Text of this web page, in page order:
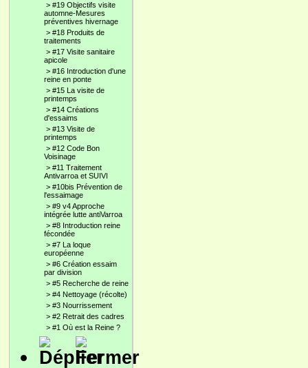
> #19 Objectifs visite
automne-Mesures
préventives hivernage
> #18 Produits de
traitements
> #17 Visite sanitaire
apicole
> #16 Introduction d'une
reine en ponte
> #15 La visite de
printemps
> #14 Créations
d'essaims
> #13 Visite de
printemps
> #12 Code Bon
Voisinage
> #11 Traitement
Antivarroa et SUIVI
> #10bis Prévention de
l'essaimage
> #9 v4 Approche
intégrée lutte antiVarroa
> #8 Introduction reine
fécondée
> #7 La loque
européenne
> #6 Création essaim
par division
> #5 Recherche de reine
> #4 Nettoyage (récolte)
> #3 Nourrissement
> #2 Retrait des cadres
> #1 Où est la Reine ?